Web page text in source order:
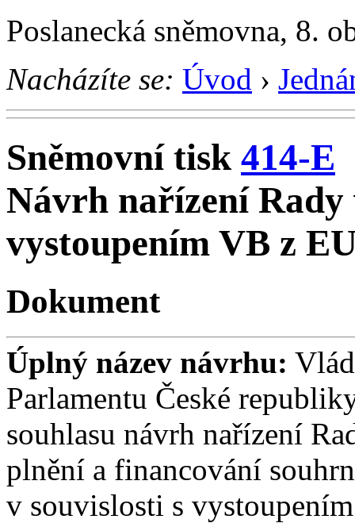
Poslanecká sněmovna, 8.
Nacházíte se: Úvod ›
Sněmovní tisk 414-E
Návrh nařízení Rady
vystoupením VB z
Dokument
Úplný název návrhu:
Parlamentu České
souhlasu návrh nařízení
plnění a financování
v souvislosti s